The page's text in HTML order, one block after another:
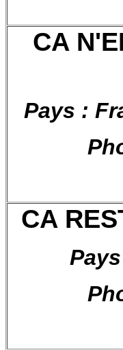
CA
Pays :
CA